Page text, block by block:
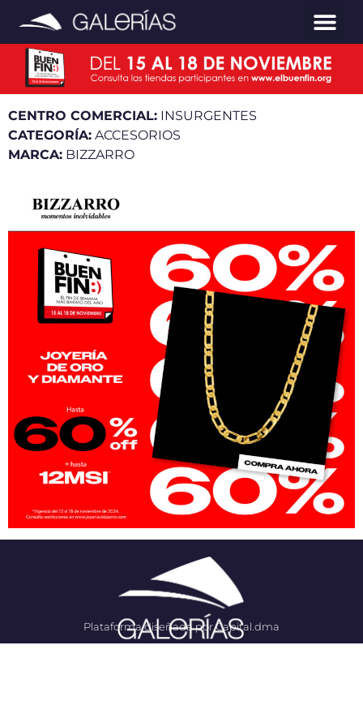
CENTRO COMERCIAL: INSURGENTES
CATEGORÍA: ACCESORIOS
MARCA: BIZZARRO
Plataforma diseñada por Capital.dma